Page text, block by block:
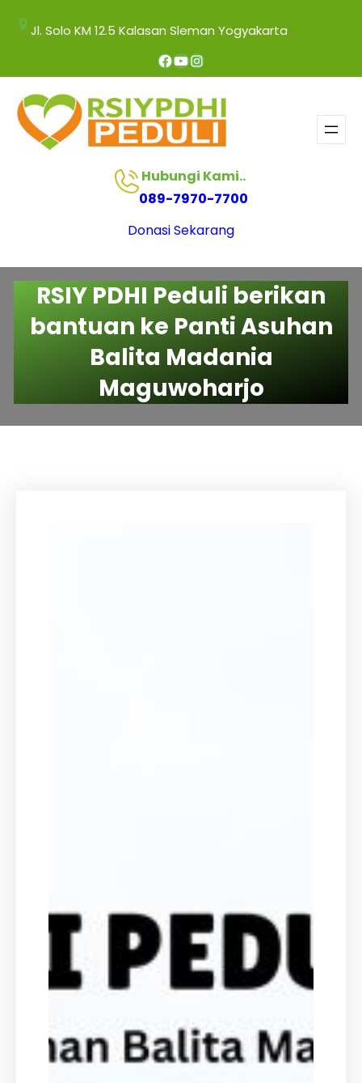
Jl. Solo KM 12.5 Kalasan Sleman Yogyakarta
Hubungi Kami..
089-7970-7700
Donasi Sekarang
RSIY PDHI Peduli berikan
bantuan ke Panti Asuhan
Balita Madania
Maguwoharjo